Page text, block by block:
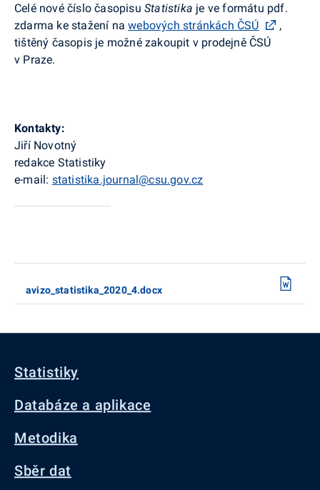
Celé nové číslo časopisu Statistika je ve formátu pdf.
zdarma ke stažení nawebových stránkách ČSÚ
,
tištěný časopis je možné zakoupit v prodejně ČSÚ
v Praze.
Kontakty:
Jiří Novotný
redakce Statistiky
e-mail: statistika.journal@csu.gov.cz
avizo_statistika_2020_4.docx
Statistiky
Databáze a aplikace
Metodika
Sběr dat